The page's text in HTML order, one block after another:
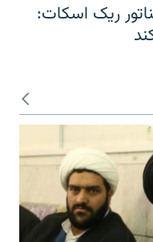
ریک اسکات: